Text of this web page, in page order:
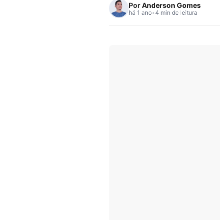
PorAnderson Gomes
há 1 ano•4 min de leitura